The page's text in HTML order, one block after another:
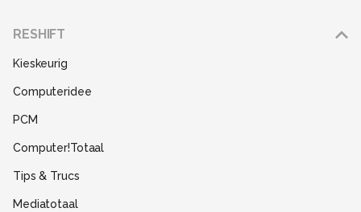
RESHIFT
Kieskeurig
Computeridee
PCM
Computer!Totaal
Tips & Trucs
Mediatotaal